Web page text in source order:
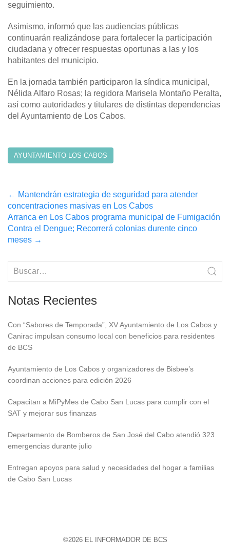
seguimiento.
Asimismo, informó que las audiencias públicas
continuarán realizándose para fortalecer la participación
ciudadana y ofrecer respuestas oportunas a las y los
habitantes del municipio.
En la jornada también participaron la síndica municipal,
Nélida Alfaro Rosas; la regidora Marisela Montaño Peralta,
así como autoridades y titulares de distintas dependencias
del Ayuntamiento de Los Cabos.
AYUNTAMIENTO LOS CABOS
Post
navigation
← Mantendrán estrategia de seguridad para atender
concentraciones masivas en Los Cabos
Arranca en Los Cabos programa municipal de Fumigación
Contra el Dengue; Recorrerá colonias durente cinco
meses →
Notas Recientes
Con “Sabores de Temporada”, XV Ayuntamiento de Los Cabos y
Canirac impulsan consumo local con beneficios para residentes
de BCS
Ayuntamiento de Los Cabos y organizadores de Bisbee’s
coordinan acciones para edición 2026
Capacitan a MiPyMes de Cabo San Lucas para cumplir con el
SAT y mejorar sus finanzas
Departamento de Bomberos de San José del Cabo atendió 323
emergencias durante julio
Entregan apoyos para salud y necesidades del hogar a familias
de Cabo San Lucas
©2026 EL INFORMADOR DE BCS